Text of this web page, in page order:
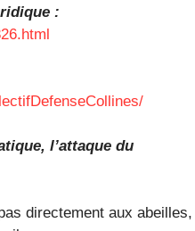
:
l’attaque du
directement aux abeilles,